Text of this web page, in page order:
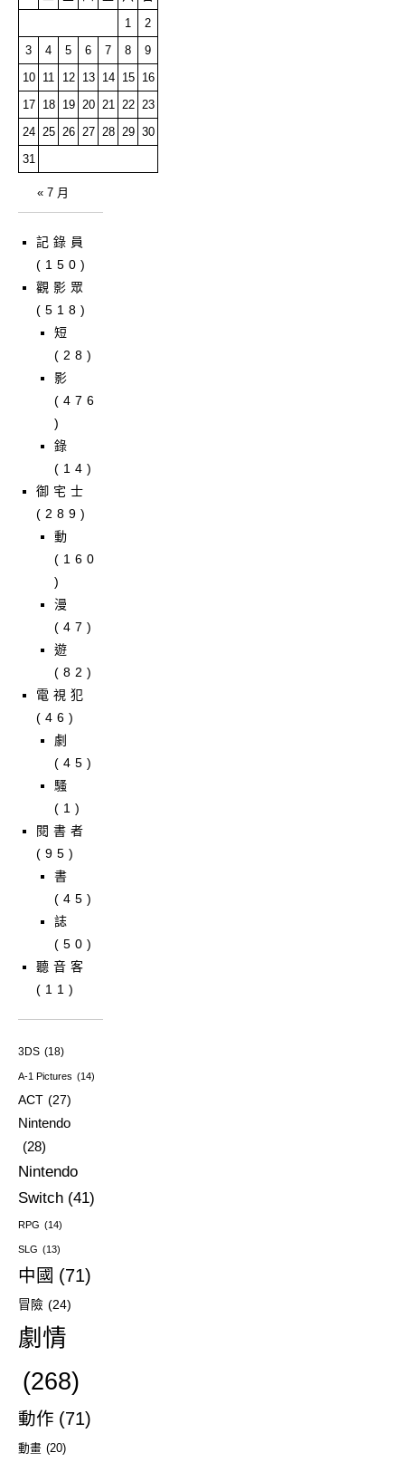
1
2
3
4 5 6 7 8
9
10
11 12 13 14 15
16
17
18 19 20 21 22
23
24
25 26 27 28 29 30
31
« 7 月
記錄員
(150)
觀影眾
(518)
短
(28)
影
(476
)
錄
(14)
御宅士
(289)
動
(160
)
漫
(47)
遊
(82)
電視犯
(46)
劇
(45)
騷
(1)
閱書者
(95)
書
(45)
誌
(50)
聽音客
(11)
3DS (18)
A-1 Pictures (14)
ACT (27)
Nintendo
(28)
Nintendo
Switch (41)
RPG (14)
SLG (13)
中國 (71)
冒險 (24)
劇情
(268)
動作 (71)
動畫 (20)